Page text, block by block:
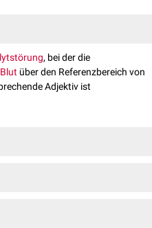
, bei der die
Blut über den Referenzbereich von
Adjektiv ist